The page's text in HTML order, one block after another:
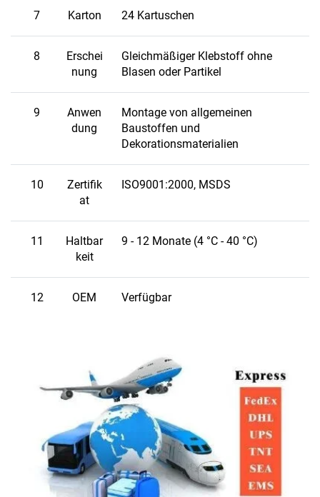
7 Karton 24 Kartuschen
8
Erschei
nung
Gleichmäßiger Klebstoff ohne
Blasen oder Partikel
9
Anwen
dung
Montage von allgemeinen
Baustoffen und
Dekorationsmaterialien
10
Zertifik
at
ISO9001:2000, MSDS
11
Haltbar
keit
9 - 12 Monate (4 °C - 40 °C)
12 OEM Verfügbar